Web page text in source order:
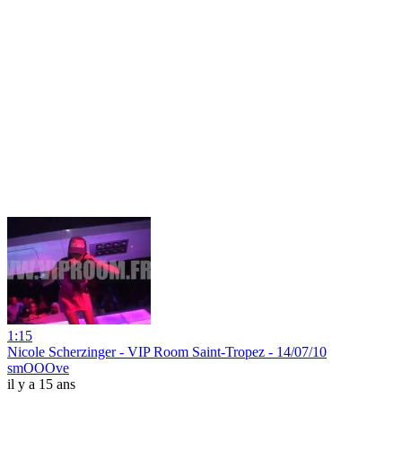
1:15
Nicole Scherzinger - VIP Room Saint-Tropez - 14/07/10
smOOOve
il y a 15 ans